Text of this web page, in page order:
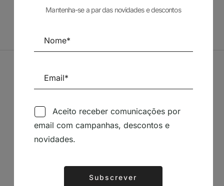
14,71€ 13,24€
Siga-nos nas Redes Sociais
Mantenha-se a par das novidades e descontos
Aceito receber comunicações por
email com campanhas, descontos e
novidades.
Subscrever